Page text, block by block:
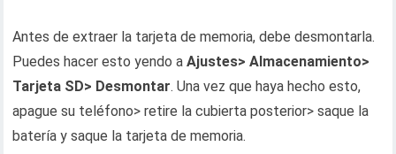
Antes de extraer la tarjeta de memoria, debe desmontarla.
Puedes hacer esto yendo aAjustes> Almacenamiento>
Tarjeta SD> Desmontar. Una vez que haya hecho esto,
apague su teléfono> retire la cubierta posterior> saque la
batería y saque la tarjeta de memoria.